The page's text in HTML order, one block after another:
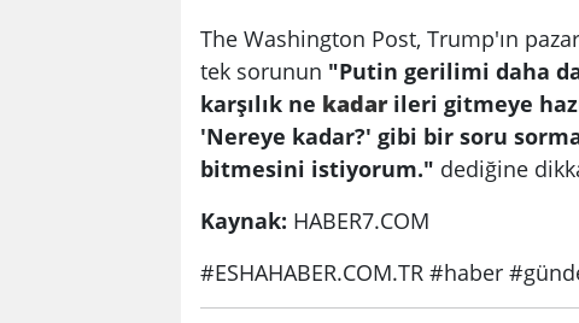
The Washington Post, Trump'ın
tek sorunun "Putin gerilimi daha
karşılık ne kadarileri gitmeye
'Nereye kadar?' gibi bir soru
bitmesini istiyorum." dediğine
Kaynak: HABER7.COM
#ESHAHABER.COM.TR #haber